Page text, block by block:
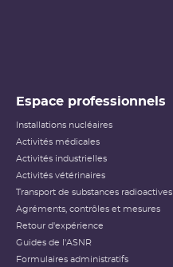
Espace professionnels
Installations nucléaires
Activités médicales
Activités industrielles
Activités vétérinaires
Transport de substances radioactives
Agréments, contrôles et mesures
Retour d'expérience
Guides de l'ASNR
Formulaires administratifs